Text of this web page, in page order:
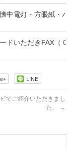
中電灯・方眼紙・
ドいただきFAX（
LINE
でご紹介いただきまし
た。
→